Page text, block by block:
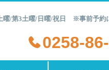
曜/第3土曜/日曜/祝日 ※事前予約
0258-